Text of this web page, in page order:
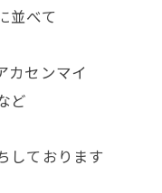
並べて
カセンマイ
ど
しております